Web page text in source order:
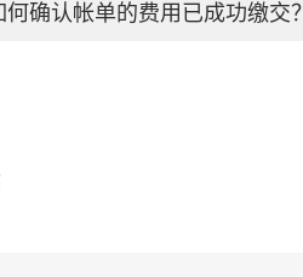
何确认帐单的费用已成功缴交？